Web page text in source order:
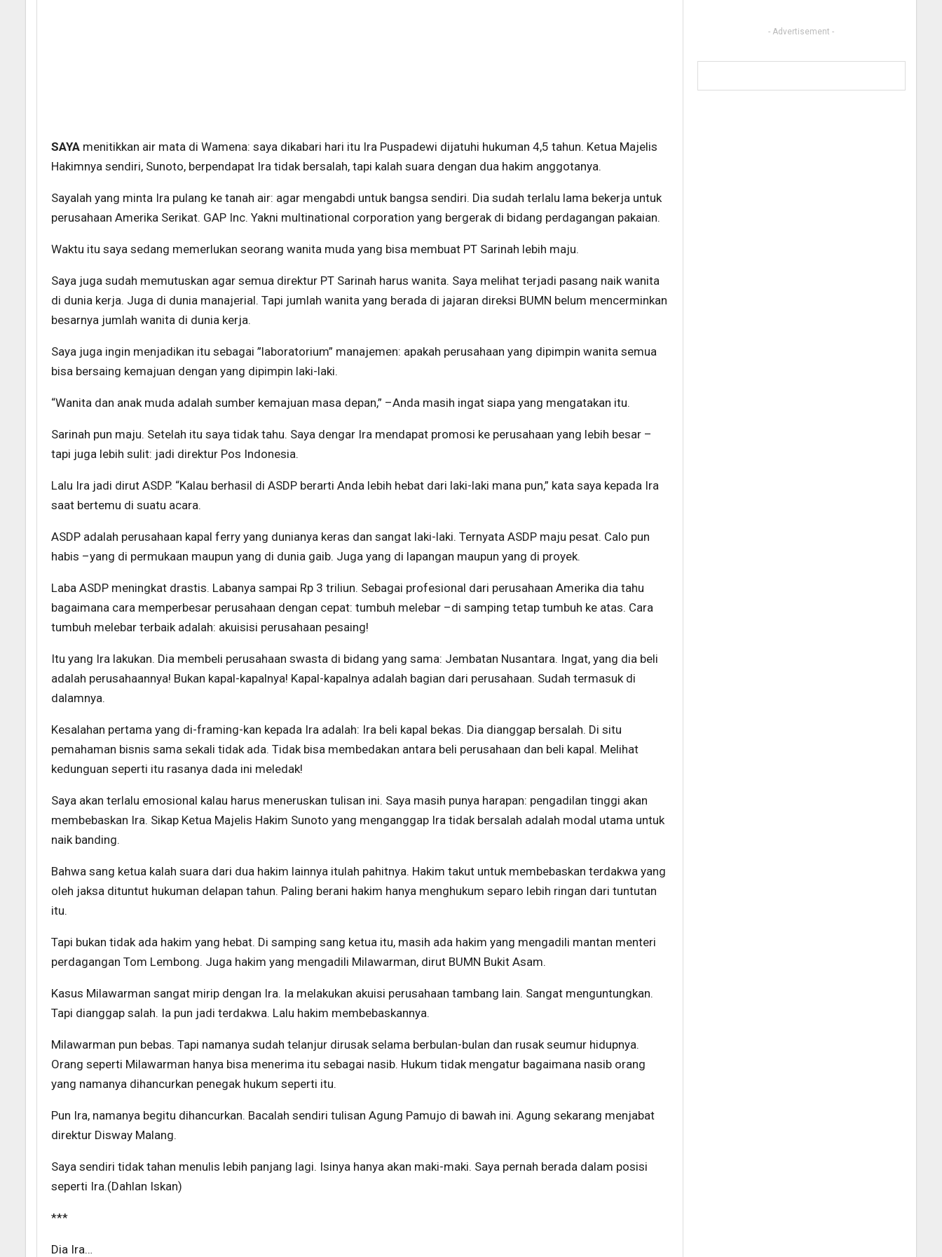
SAYA menitikkan air mata di Wamena: saya dikabari hari itu Ira Puspadewi dijatuhi hukuman 4,5 tahun. Ketua Majelis
Hakimnya sendiri, Sunoto, berpendapat Ira tidak bersalah, tapi kalah suara dengan dua hakim anggotanya.
Sayalah yang minta Ira pulang ke tanah air: agar mengabdi untuk bangsa sendiri. Dia sudah terlalu lama bekerja untuk
perusahaan Amerika Serikat. GAP Inc. Yakni multinational corporation yang bergerak di bidang perdagangan pakaian.
Waktu itu saya sedang memerlukan seorang wanita muda yang bisa membuat PT Sarinah lebih maju.
Saya juga sudah memutuskan agar semua direktur PT Sarinah harus wanita. Saya melihat terjadi pasang naik wanita
di dunia kerja. Juga di dunia manajerial. Tapi jumlah wanita yang berada di jajaran direksi BUMN belum mencerminkan
besarnya jumlah wanita di dunia kerja.
Saya juga ingin menjadikan itu sebagai ”laboratorium” manajemen: apakah perusahaan yang dipimpin wanita semua
bisa bersaing kemajuan dengan yang dipimpin laki-laki.
“Wanita dan anak muda adalah sumber kemajuan masa depan,” –Anda masih ingat siapa yang mengatakan itu.
Sarinah pun maju. Setelah itu saya tidak tahu. Saya dengar Ira mendapat promosi ke perusahaan yang lebih besar –
tapi juga lebih sulit: jadi direktur Pos Indonesia.
Lalu Ira jadi dirut ASDP. “Kalau berhasil di ASDP berarti Anda lebih hebat dari laki-laki mana pun,” kata saya kepada Ira
saat bertemu di suatu acara.
ASDP adalah perusahaan kapal ferry yang dunianya keras dan sangat laki-laki. Ternyata ASDP maju pesat. Calo pun
habis –yang di permukaan maupun yang di dunia gaib. Juga yang di lapangan maupun yang di proyek.
Laba ASDP meningkat drastis. Labanya sampai Rp 3 triliun. Sebagai profesional dari perusahaan Amerika dia tahu
bagaimana cara memperbesar perusahaan dengan cepat: tumbuh melebar –di samping tetap tumbuh ke atas. Cara
tumbuh melebar terbaik adalah: akuisisi perusahaan pesaing!
Itu yang Ira lakukan. Dia membeli perusahaan swasta di bidang yang sama: Jembatan Nusantara. Ingat, yang dia beli
adalah perusahaannya! Bukan kapal-kapalnya! Kapal-kapalnya adalah bagian dari perusahaan. Sudah termasuk di
dalamnya.
Kesalahan pertama yang di-framing-kan kepada Ira adalah: Ira beli kapal bekas. Dia dianggap bersalah. Di situ
pemahaman bisnis sama sekali tidak ada. Tidak bisa membedakan antara beli perusahaan dan beli kapal. Melihat
kedunguan seperti itu rasanya dada ini meledak!
Saya akan terlalu emosional kalau harus meneruskan tulisan ini. Saya masih punya harapan: pengadilan tinggi akan
membebaskan Ira. Sikap Ketua Majelis Hakim Sunoto yang menganggap Ira tidak bersalah adalah modal utama untuk
naik banding.
Bahwa sang ketua kalah suara dari dua hakim lainnya itulah pahitnya. Hakim takut untuk membebaskan terdakwa yang
oleh jaksa dituntut hukuman delapan tahun. Paling berani hakim hanya menghukum separo lebih ringan dari tuntutan
itu.
Tapi bukan tidak ada hakim yang hebat. Di samping sang ketua itu, masih ada hakim yang mengadili mantan menteri
perdagangan Tom Lembong. Juga hakim yang mengadili Milawarman, dirut BUMN Bukit Asam.
Kasus Milawarman sangat mirip dengan Ira. Ia melakukan akuisi perusahaan tambang lain. Sangat menguntungkan.
Tapi dianggap salah. Ia pun jadi terdakwa. Lalu hakim membebaskannya.
Milawarman pun bebas. Tapi namanya sudah telanjur dirusak selama berbulan-bulan dan rusak seumur hidupnya.
Orang seperti Milawarman hanya bisa menerima itu sebagai nasib. Hukum tidak mengatur bagaimana nasib orang
yang namanya dihancurkan penegak hukum seperti itu.
Pun Ira, namanya begitu dihancurkan. Bacalah sendiri tulisan Agung Pamujo di bawah ini. Agung sekarang menjabat
direktur Disway Malang.
Saya sendiri tidak tahan menulis lebih panjang lagi. Isinya hanya akan maki-maki. Saya pernah berada dalam posisi
seperti Ira.(Dahlan Iskan)
***
Dia Ira…
- Advertisement -